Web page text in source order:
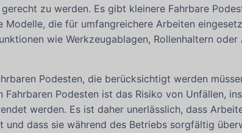
zu werden. Es gibt kleinere Fahrbare
Modelle, die für umfangreichere Arbeiten
wie Werkzeugablagen, Rollenhaltern oder
Podesten, die berücksichtigt werden
Podesten ist das Risiko von Unfällen,
werden. Es ist daher unerlässlich, dass
und dass sie während des Betriebs sorgfältig